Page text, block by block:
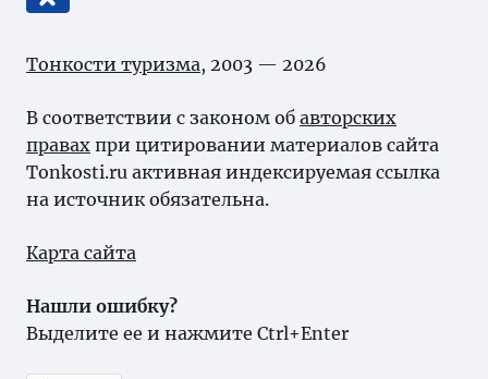
Тонкости туризма, 2003 — 2026
В соответствии с законом об авторских
правах при цитировании материалов сайта
Tonkosti.ru активная индексируемая ссылка
на источник обязательна.
Карта сайта
Нашли ошибку?
Выделите ее и нажмите Ctrl+Enter